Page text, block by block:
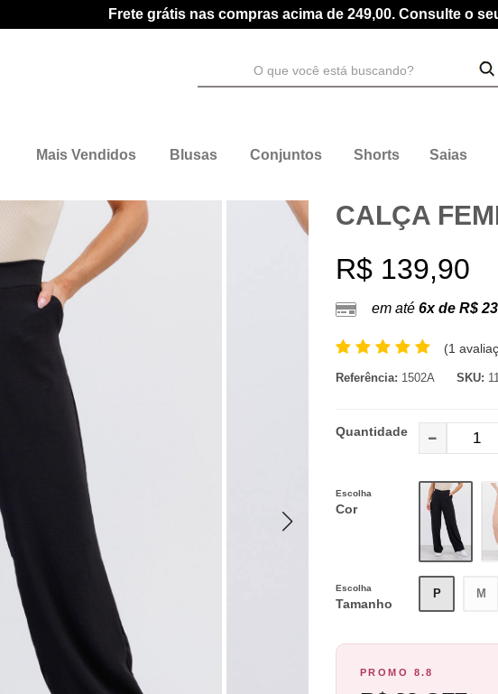
Frete grátis nas compras acima de 249,00. Consulte o
Mais Vendidos Blusas Conjuntos Shorts Saias
CALÇA
R$ 139,90
em até 6x de R$
(1
Referência: 1502A SKU:
Quantidade
Escolha
Cor
Escolha
Tamanho
P M
PROMO 8.8